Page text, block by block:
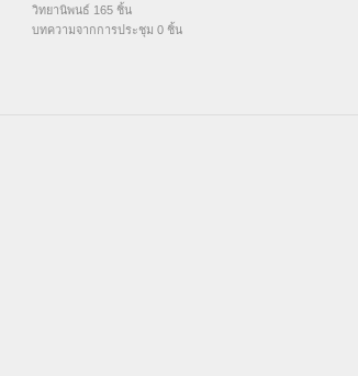
วิทยานิพนธ์ 165 ชิ้น
บทความจากการประชุม 0 ชิ้น